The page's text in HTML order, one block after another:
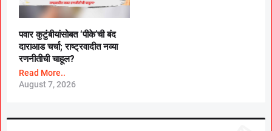
पवार कुटुंबीयांसोबत ‘पीके’ची बंद
दाराआड चर्चा; राष्ट्रवादीत नव्या
रणनीतीची चाहूल?
Read More..
August 7, 2026